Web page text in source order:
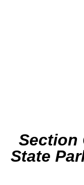
Section
State